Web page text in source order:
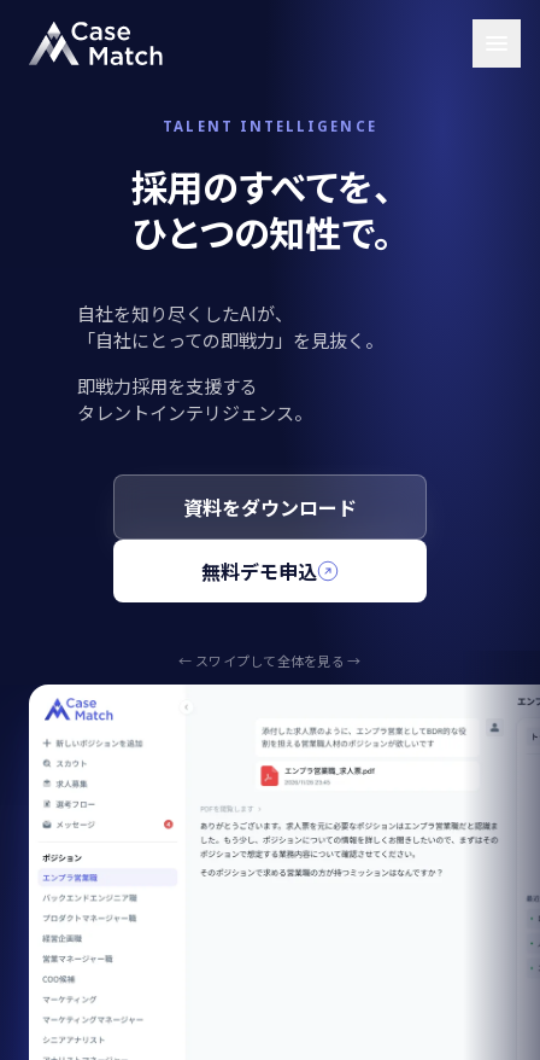
TALENT INTELLIGENCE
採用のすべてを、
ひとつの知性で。
自社を知り尽くしたAIが、
「自社にとっての即戦力」を見抜く。
即戦力採用を支援する
タレントインテリジェンス。
資料をダウンロード
無料デモ申込
← スワイプして全体を見る →